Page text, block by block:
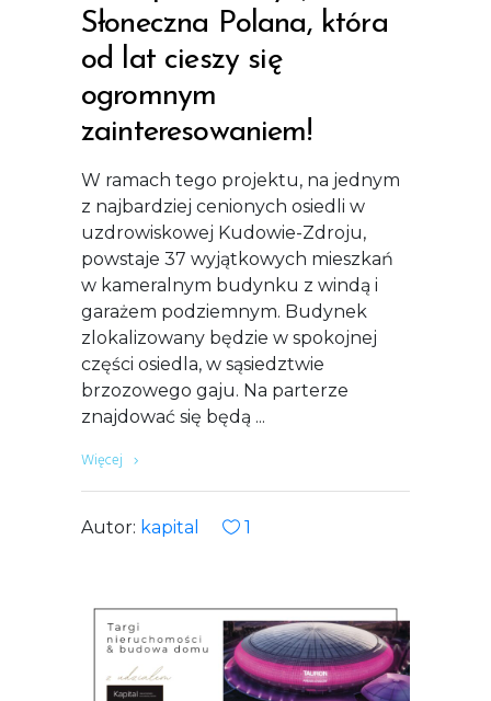
Słoneczna Polana, która
od lat cieszy się
ogromnym
zainteresowaniem!
W ramach tego projektu, na jednym
z najbardziej cenionych osiedli w
uzdrowiskowej Kudowie-Zdroju,
powstaje 37 wyjątkowych mieszkań
w kameralnym budynku z windą i
garażem podziemnym. Budynek
zlokalizowany będzie w spokojnej
części osiedla, w sąsiedztwie
brzozowego gaju. Na parterze
znajdować się będą
Więcej
Autor: kapital 1